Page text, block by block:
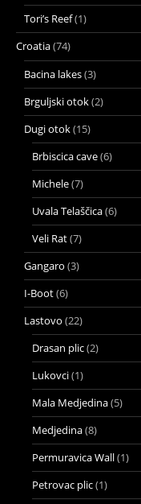
Tori’s Reef(1)
Croatia(74)
Bacina lakes(3)
Brguljski otok(2)
Dugi otok(15)
Brbiscica cave(6)
Michele(7)
Uvala Telaščica(6)
Veli Rat(7)
Gangaro (3)
I-Boot(6)
Lastovo (22)
Drasan plic(2)
Lukovci(1)
Mala Medjedina(5)
Medjedina(8)
Permuravica Wall(1)
Petrovac plic(1)